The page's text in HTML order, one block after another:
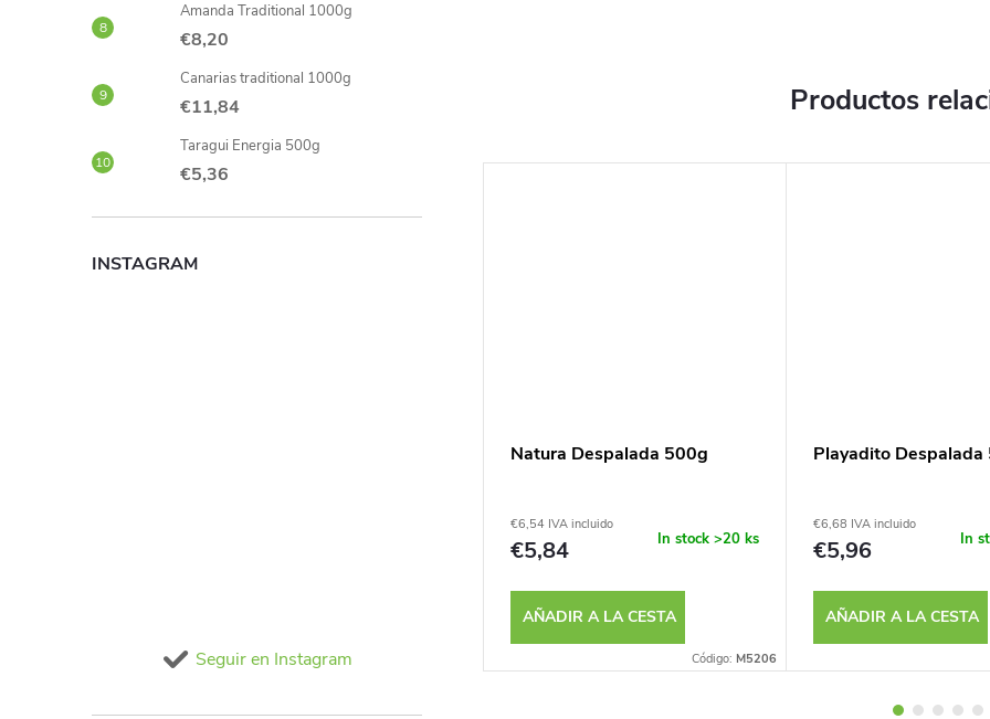
Amanda Traditional 1000g
€8,20
Canarias traditional 1000g
€11,84
Taragui Energia 500g
€5,36
INSTAGRAM
Seguir en Instagram
Productos
M1171
Natura Despalada 500g
€6,54 IVA incluido
€5,84 In stock >20 ks
AÑADIR A LA CESTA
Código: M5206
Playadito Despalada
€6,68 IVA incluido
€5,96 In
AÑADIR A LA CESTA